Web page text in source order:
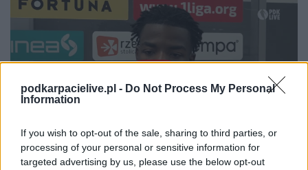
podkarpacielive.pl - Do Not Process My Personal
Information
If you wish to opt-out of the sale, sharing to third parties, or
processing of your personal or sensitive information for
targeted advertising by us, please use the below opt-out